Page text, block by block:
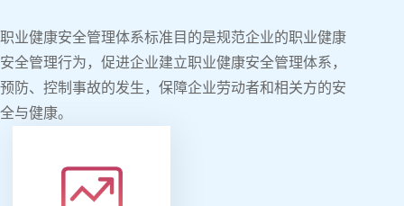
职业健康安全管理体系标准目的是规范企业的职业健康
安全管理行为，促进企业建立职业健康安全管理体系，
预防、控制事故的发生，保障企业劳动者和相关方的安
全与健康。